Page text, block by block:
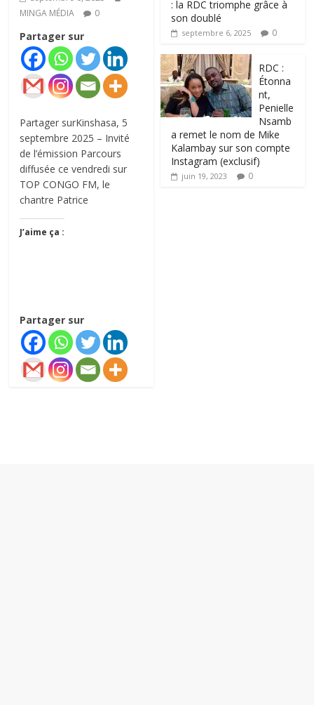
MINGA MÉDIA
0
Partager sur
Partager surKinshasa, 5
septembre 2025 – Invité
de l’émission Parcours
diffusée ce vendredi sur
TOP CONGO FM, le
chantre Patrice
J’aime ça :
Partager sur
: la RDC triomphe grâce à
son doublé
septembre 6, 2025 0
RDC :
Étonna
nt,
Penielle
Nsamb
a remet le nom de Mike
Kalambay sur son compte
Instagram (exclusif)
juin 19, 2023 0